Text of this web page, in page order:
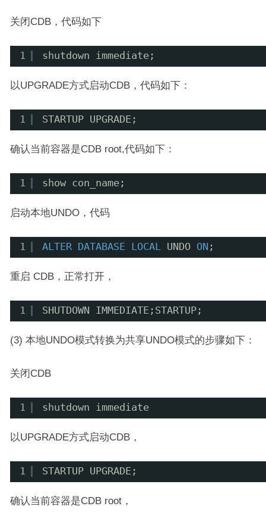
关闭CDB，代码如下
1 shutdown immediate;
以UPGRADE方式启动CDB，代码如下：
1 STARTUP UPGRADE;
确认当前容器是CDB root,代码如下：
1 show con_name;
启动本地UNDO，代码
1 ALTER DATABASE LOCAL UNDO ON ;
重启 CDB，正常打开，
1 SHUTDOWN IMMEDIATE;STARTUP;
(3) 本地UNDO模式转换为共享UNDO模式的步骤如下：
关闭CDB
1 shutdown immediate
以UPGRADE方式启动CDB，
1 STARTUP UPGRADE;
确认当前容器是CDB root，